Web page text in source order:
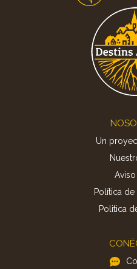
Un
Aviso
Política
Politica